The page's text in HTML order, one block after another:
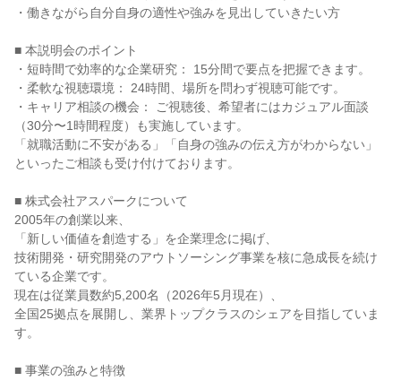
・働きながら自分自身の適性や強みを見出していきたい方
■ 本説明会のポイント
・短時間で効率的な企業研究： 15分間で要点を把握できます。
・柔軟な視聴環境： 24時間、場所を問わず視聴可能です。
・キャリア相談の機会： ご視聴後、希望者にはカジュアル面談
（30分〜1時間程度）も実施しています。
「就職活動に不安がある」「自身の強みの伝え方がわからない」
といったご相談も受け付けております。
■ 株式会社アスパークについて
2005年の創業以来、
「新しい価値を創造する」を企業理念に掲げ、
技術開発・研究開発のアウトソーシング事業を核に急成長を続け
ている企業です。
現在は従業員数約5,200名（2026年5月現在）、
全国25拠点を展開し、業界トップクラスのシェアを目指していま
す。
■ 事業の強みと特徴